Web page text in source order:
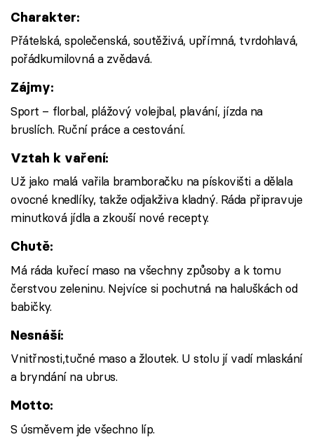
Charakter:
Přátelská, společenská, soutěživá, upřímná, tvrdohlavá,
pořádkumilovná a zvědavá.
Zájmy:
Sport – florbal, plážový volejbal, plavání, jízda na
bruslích. Ruční práce a cestování.
Vztah k vaření:
Už jako malá vařila bramboračku na pískovišti a dělala
ovocné knedlíky, takže odjakživa kladný. Ráda připravuje
minutková jídla a zkouší nové recepty.
Chutě:
Má ráda kuřecí maso na všechny způsoby a k tomu
čerstvou zeleninu. Nejvíce si pochutná na haluškách od
babičky.
Nesnáší:
Vnitřnosti,tučné maso a žloutek. U stolu jí vadí mlaskání
a bryndání na ubrus.
Motto:
S úsměvem jde všechno líp.